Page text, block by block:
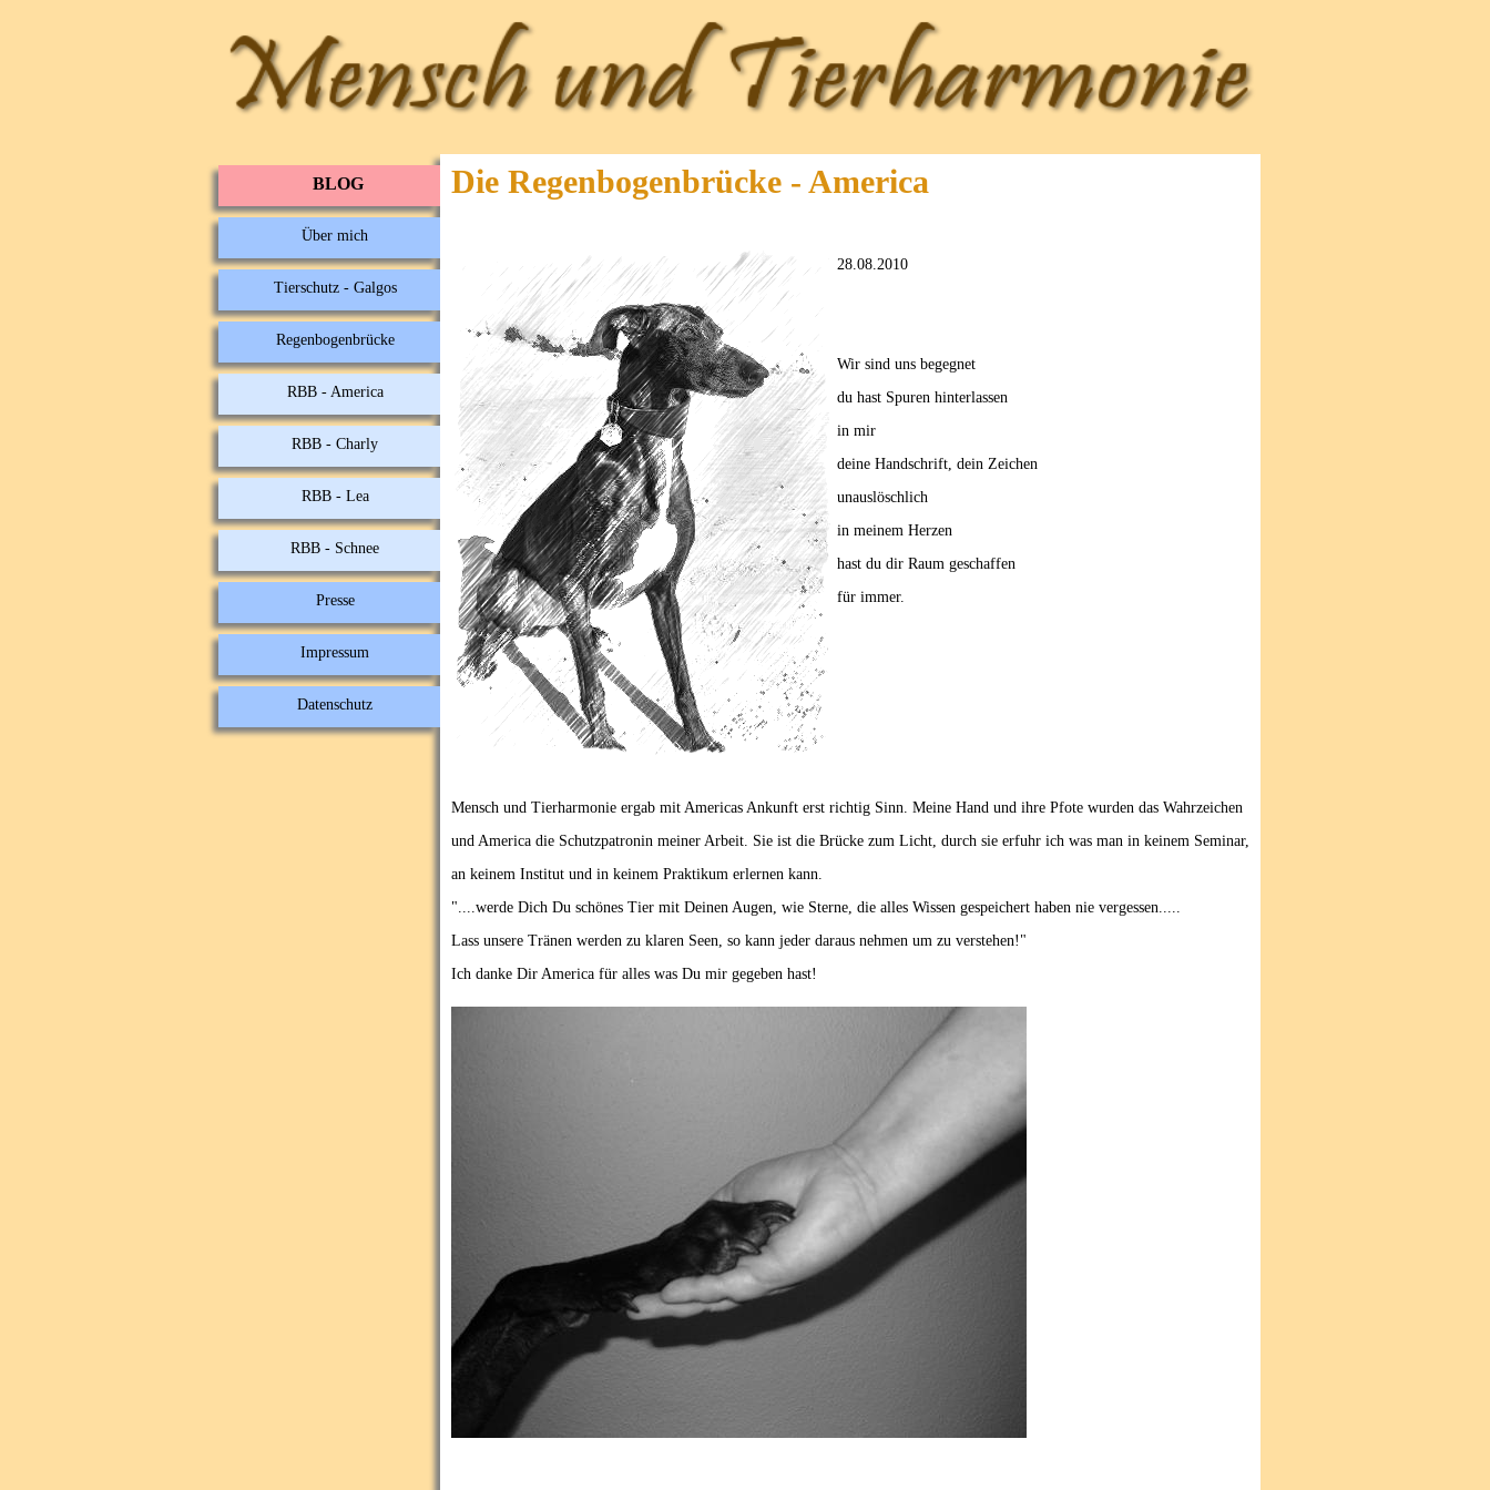
BLOG
Über mich
Tierschutz - Galgos
Regenbogenbrücke
RBB - America
RBB - Charly
RBB - Lea
RBB - Schnee
Presse
Impressum
Datenschutz
Die Regenbogenbrücke - America
28.08.2010
Wir sind uns begegnet
du hast Spuren hinterlassen
in mir
deine Handschrift, dein Zeichen
unauslöschlich
in meinem Herzen
hast du dir Raum geschaffen
für immer.
Mensch und Tierharmonie ergab mit Americas Ankunft erst richtig Sinn. Meine Hand und ihre Pfote wurden das Wahrzeichen
und America die Schutzpatronin meiner Arbeit. Sie ist die Brücke zum Licht, durch sie erfuhr ich was man in keinem Seminar,
an keinem Institut und in keinem Praktikum erlernen kann.
"....werde Dich Du schönes Tier mit Deinen Augen, wie Sterne, die alles Wissen gespeichert haben nie vergessen.....
Lass unsere Tränen werden zu klaren Seen, so kann jeder daraus nehmen um zu verstehen!"
Ich danke Dir America für alles was Du mir gegeben hast!